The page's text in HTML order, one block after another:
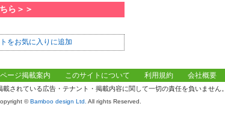
ら＞＞
をお気に入りに追加
ージ掲載案内 このサイトについて 利用規約 会社概要
載されている広告・テナント・掲載内容に関して一切の責任を負いません。
©Bamboo design Ltd. All rights Reserved.